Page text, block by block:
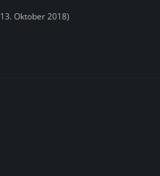
13. Oktober 2018)